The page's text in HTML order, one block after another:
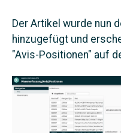
Der Artikel wurde nun
hinzugefügt und
"Avis-Positionen" auf